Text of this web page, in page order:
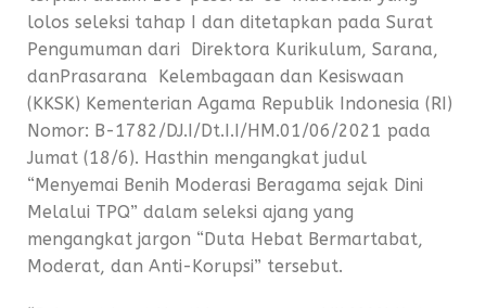
lolos seleksi tahap I dan ditetapkan pada Surat
Pengumuman dari Direktora Kurikulum, Sarana,
danPrasarana Kelembagaan dan Kesiswaan
(KKSK) Kementerian Agama Republik Indonesia (RI)
Nomor: B-1782/DJ.I/Dt.I.I/HM.01/06/2021 pada
Jumat (18/6). Hasthin mengangkat judul
“Menyemai Benih Moderasi Beragama sejak Dini
Melalui TPQ” dalam seleksi ajang yang
mengangkat jargon “Duta Hebat Bermartabat,
Moderat, dan Anti-Korupsi” tersebut.